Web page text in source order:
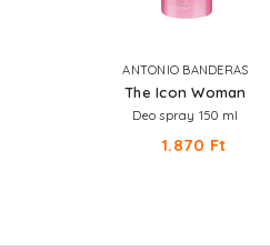
ANTONIO BANDERAS
The Icon Woman
Deo spray 150 ml
1.870 Ft